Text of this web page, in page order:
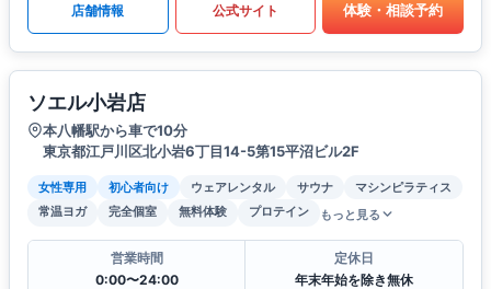
店舗情報 公式サイト 体験・相談予約
ソエル小岩店
本八幡駅から車で10分
東京都江戸川区北小岩6丁目14-5第15平沼ビル2F
女性専用 初心者向け ウェアレンタル サウナ
マシンピラティス
常温ヨガ
完全個室 無料体験 プロテイン もっと見る
営業時間
0:00〜24:00
定休日
年末年始を除き無休